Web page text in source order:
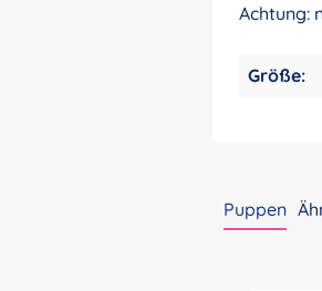
Achtung:
Größe:
Puppen